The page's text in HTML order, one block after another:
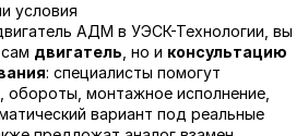
условия
АДМ в УЭСК-Технологии, вы
сам двигатель , но и консультацию
: специалисты помогут
монтажное исполнение,
вариант под реальные